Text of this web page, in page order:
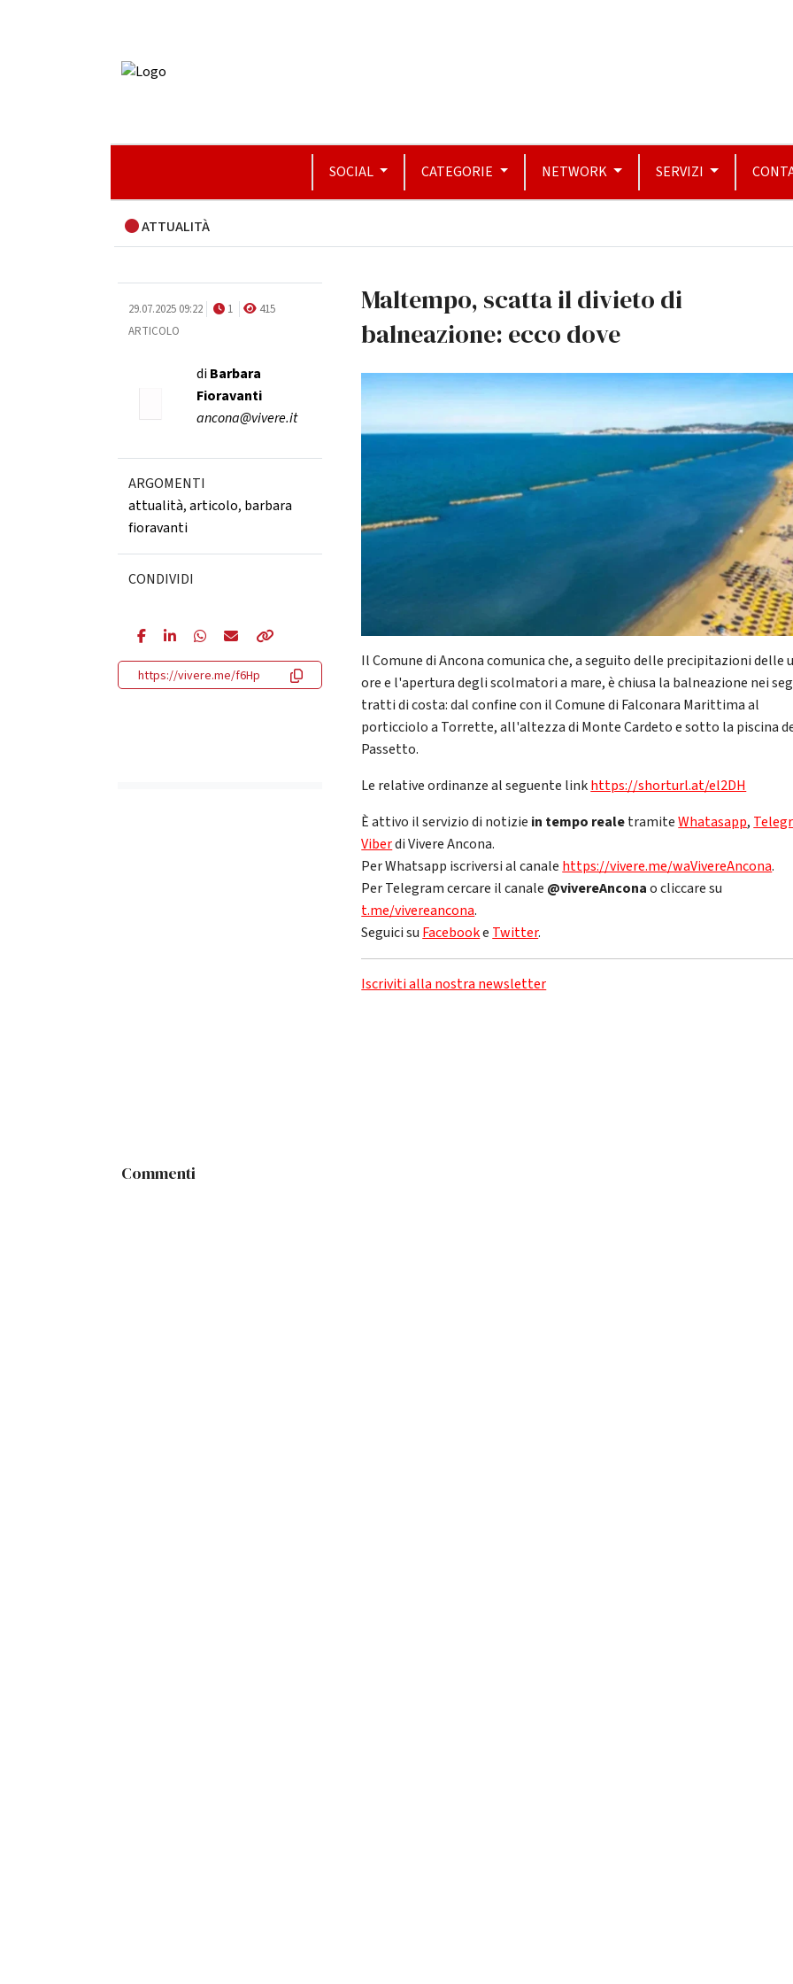
SOCIAL CATEGORIE NETWORK SERVIZI
ATTUALITÀ
29.07.2025 09:22 1
415
ARTICOLO
diBarbara
Fioravanti
ancona@vivere.it
ARGOMENTI
attualità,articolo, barbara
fioravanti
CONDIVIDI
https://vivere.me/f6Hp
Maltempo, scatta il divieto di
balneazione: ecco dove
Il Comune di Ancona comunica che, a seguito delle precipitazioni delle
ore e l'apertura degli scolmatori a mare, è chiusa la balneazione nei
tratti di costa: dal confine con il Comune di Falconara Marittima al
porticciolo a Torrette, all'altezza di Monte Cardeto e sotto la piscina
Passetto.
Le relative ordinanze al seguente linkhttps://shorturl.at/el2DH
È attivo il servizio di notizie in tempo realetramiteWhatasapp,
Viberdi Vivere Ancona.
Per Whatsapp iscriversi al canale https://vivere.me/waVivereAncona.
Per Telegram cercare il canale @vivereAnconao cliccare su
t.me/vivereancona.
Seguici su Facebooke Twitter.
Iscriviti alla nostra newsletter
Commenti